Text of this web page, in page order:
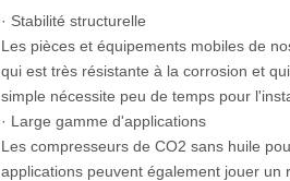
· Stabilité structurelle
Les pièces et équipements mobiles de
qui est très résistante à la corrosion et
simple nécessite peu de temps pour
· Large gamme d'applications
Les compresseurs de CO2 sans huile
applications peuvent également jouer